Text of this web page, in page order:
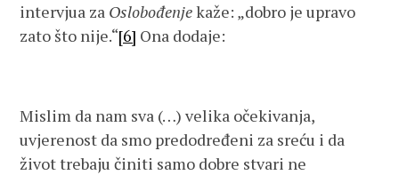
intervjua za Oslobođenjekaže: „dobro je upravo
zato što nije.“[6] Ona dodaje:
Mislim da nam sva (…) velika očekivanja,
uvjerenost da smo predodređeni za sreću i da
život trebaju činiti samo dobre stvari ne